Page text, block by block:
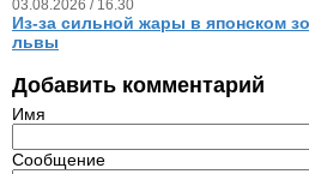
03.08.2026 / 16.30
Из‑за сильной жары в японском
львы
Добавить комментарий
Имя
Сообщение